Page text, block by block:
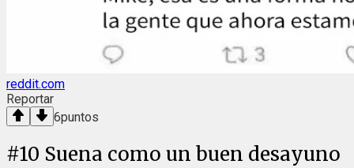
reddit.com
Reportar
6puntos
#10 Suena como un buen desayuno